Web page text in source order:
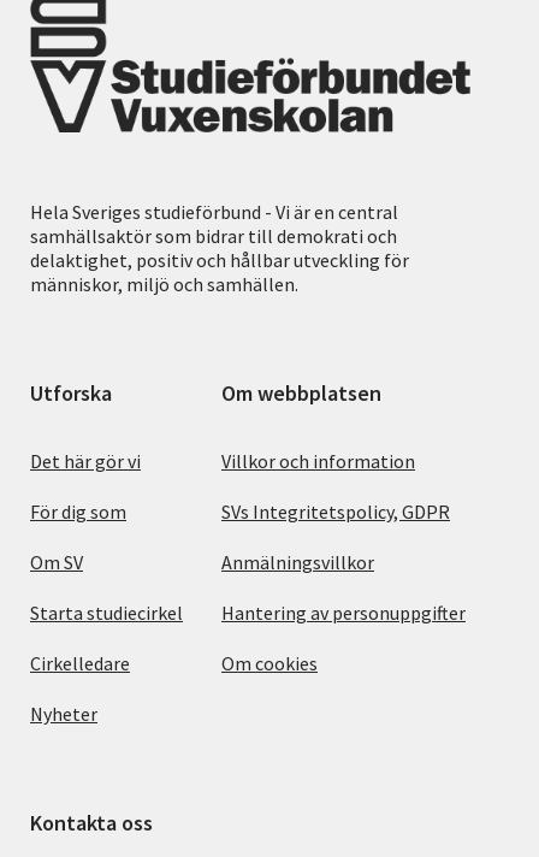
Hela Sveriges studieförbund - Vi är en central
samhällsaktör som bidrar till demokrati och
delaktighet, positiv och hållbar utveckling för
människor, miljö och samhällen.
Utforska
Det här gör vi
För dig som
Om SV
Starta studiecirkel
Cirkelledare
Nyheter
Om webbplatsen
Villkor och information
SVs Integritetspolicy, GDPR
Anmälningsvillkor
Hantering av personuppgifter
Om cookies
Kontakta oss